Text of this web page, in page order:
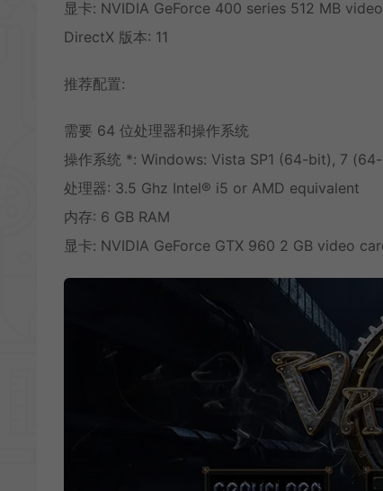
显卡: NVIDIA GeForce 400 series 512 MB
DirectX 版本: 11
推荐配置:
需要 64 位处理器和操作系统
操作系统 *: Windows: Vista SP1 (64-bit), 7
处理器: 3.5 Ghz Intel® i5 or AMD equivalent
内存: 6 GB RAM
显卡: NVIDIA GeForce GTX 960 2 GB video